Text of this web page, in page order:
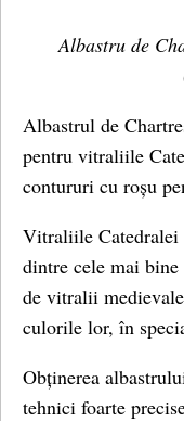
Albastru de
Albastrul de
pentru vitraliile
contururi cu roșu
Vitraliile Catedralei
dintre cele mai
de vitralii
culorile lor, în
Obținerea
tehnici foarte